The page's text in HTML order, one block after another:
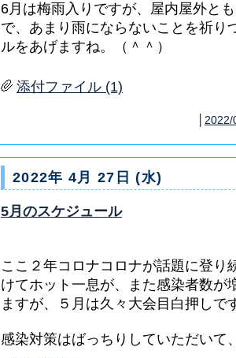
6月は梅雨入りですが、屋内屋外と
で、あまり雨にならないことを祈り
ルをあげますね。（＾＾）
添付ファイル (1)
2022/
2022年 4月 27日 (水)
5月のスケジュール
ここ２年コロナコロナが話題に登り
けてホット一息が、また感染者数が
ますが、５月は久々大会目白押しで
感染対策はばっちりしていただいて